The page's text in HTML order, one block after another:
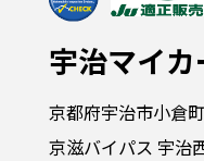
宇治マイ
京都府宇治市小倉
京滋バイパス 宇治